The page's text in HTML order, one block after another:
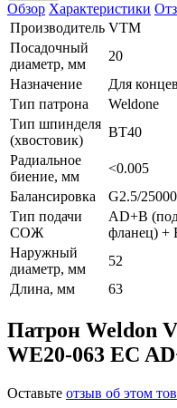
Обзор Характеристики
Производитель VTM
Посадочный
диаметр, мм
20
Назначение
Для
Тип патрона
Weldone
Тип шпинделя
(хвостовик)
BT40
Радиальное
биение, мм
<0.005
Балансировка
G2.5/25000
Тип подачи
СОЖ
AD+B
фланец) +
Наружный
диаметр, мм
52
Длина, мм
63
Патрон Weldon
WE20-063 EC
Оставьте отзыв об этом